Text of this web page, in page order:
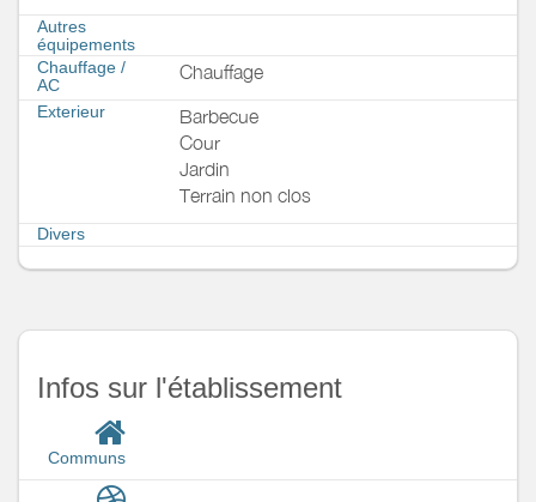
Autres
équipements
Chauffage /
AC
Chauffage
Exterieur
Barbecue
Cour
Jardin
Terrain non clos
Divers
Infos sur l'établissement
Communs